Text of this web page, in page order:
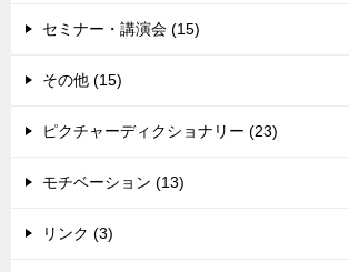
セミナー・講演会 (15)
その他 (15)
ピクチャーディクショナリー (23)
モチベーション (13)
リンク (3)